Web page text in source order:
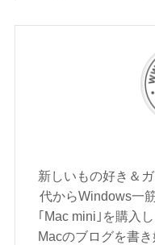
新しいもの好き＆
代からWindows一
｢Mac mini｣を購入
Macのブログを書